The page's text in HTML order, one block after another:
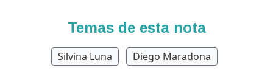
Temas de esta nota
Silvina Luna Diego Maradona